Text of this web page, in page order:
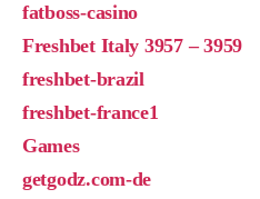
fatboss-casino
Freshbet Italy 3957 – 3959
freshbet-brazil
freshbet-france1
Games
getgodz.com-de